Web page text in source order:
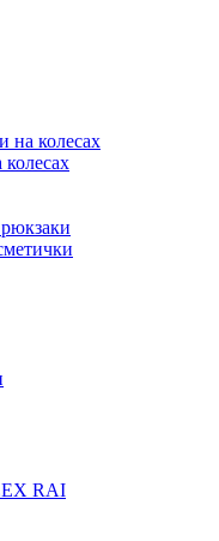
на колесах
RAI